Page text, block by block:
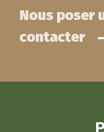
Nous poser
contacter